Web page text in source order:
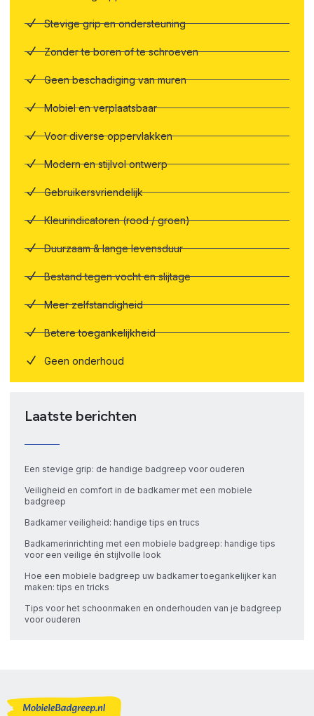
Stevige grip en ondersteuning
Zonder te boren of te schroeven
Geen beschadiging van muren
Mobiel en verplaatsbaar
Voor diverse oppervlakken
Modern en stijlvol ontwerp
Gebruikersvriendelijk
Kleurindicatoren (rood / groen)
Duurzaam & lange levensduur
Bestand tegen vocht en slijtage
Meer zelfstandigheid
Betere toegankelijkheid
Geen onderhoud
Laatste berichten
Een stevige grip: de handige badgreep voor ouderen
Veiligheid en comfort in de badkamer met een mobiele
badgreep
Badkamer veiligheid: handige tips en trucs
Badkamerinrichting met een mobiele badgreep: handige tips
voor een veilige én stijlvolle look
Hoe een mobiele badgreep uw badkamer toegankelijker kan
maken: tips en tricks
Tips voor het schoonmaken en onderhouden van je badgreep
voor ouderen